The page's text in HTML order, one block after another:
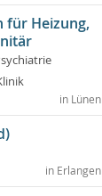
für Heizung,
in Lünen
in Erlangen